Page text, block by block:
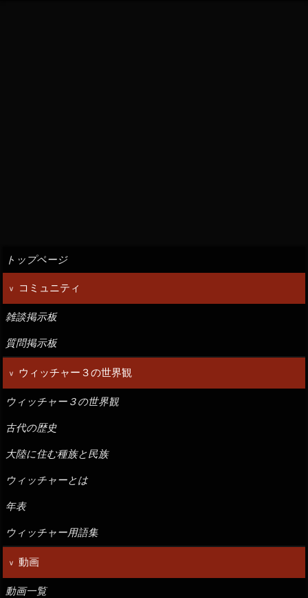
トップページ
コミュニティ
雑談掲示板
質問掲示板
ウィッチャー３の世界観
ウィッチャー３の世界観
古代の歴史
大陸に住む種族と民族
ウィッチャーとは
年表
ウィッチャー用語集
動画
動画一覧